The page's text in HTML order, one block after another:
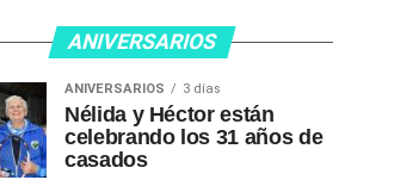
ANIVERSARIOS
ANIVERSARIOS 3 días
Nélida y Héctor están
celebrando los 31 años de
casados